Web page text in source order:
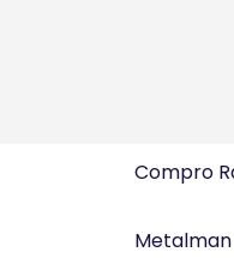
Compro